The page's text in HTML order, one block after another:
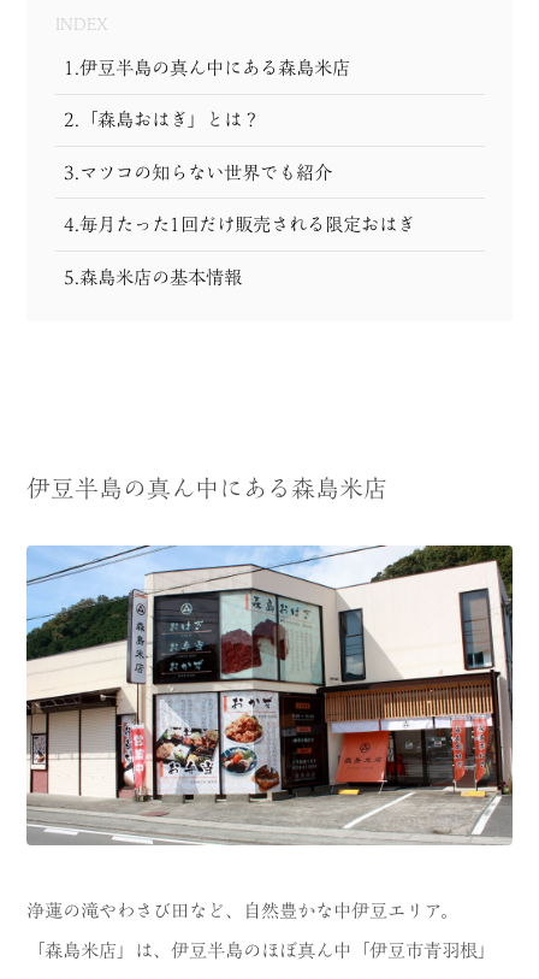
EVENT
ACCESS
INDEX
1.伊豆半島の真ん中にある森島米店
2.「森島おはぎ」とは？
3.マツコの知らない世界でも紹介
4.毎月たった1回だけ販売される限定おはぎ
5.森島米店の基本情報
伊豆半島の真ん中にある森島米店
浄蓮の滝やわさび田など、自然豊かな中伊豆エリア。
「森島米店」は、伊豆半島のほぼ真ん中「伊豆市青羽根」